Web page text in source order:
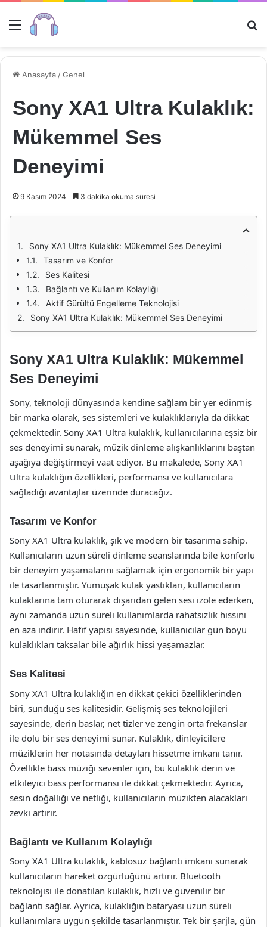
Menü
Anasayfa /Genel
Sony XA1 Ultra Kulaklık:
Mükemmel Ses
Deneyimi
9 Kasım 2024 3 dakika okuma süresi
Sony XA1 Ultra Kulaklık: Mükemmel Ses Deneyimi
Tasarım ve Konfor
Ses Kalitesi
Bağlantı ve Kullanım Kolaylığı
Aktif Gürültü Engelleme Teknolojisi
Sony XA1 Ultra Kulaklık: Mükemmel Ses Deneyimi
Sony XA1 Ultra Kulaklık: Mükemmel
Ses Deneyimi
Sony, teknoloji dünyasında kendine sağlam bir yer edinmiş
bir marka olarak, ses sistemleri ve kulaklıklarıyla da dikkat
çekmektedir. Sony XA1 Ultra kulaklık, kullanıcılarına eşsiz bir
ses deneyimi sunarak, müzik dinleme alışkanlıklarını baştan
aşağıya değiştirmeyi vaat ediyor. Bu makalede, Sony XA1
Ultra kulaklığın özellikleri, performansı ve kullanıcılara
sağladığı avantajlar üzerinde duracağız.
Tasarım ve Konfor
Sony XA1 Ultra kulaklık, şık ve modern bir tasarıma sahip.
Kullanıcıların uzun süreli dinleme seanslarında bile konforlu
bir deneyim yaşamalarını sağlamak için ergonomik bir yapı
ile tasarlanmıştır. Yumuşak kulak yastıkları, kullanıcıların
kulaklarına tam oturarak dışarıdan gelen sesi izole ederken,
aynı zamanda uzun süreli kullanımlarda rahatsızlık hissini
en aza indirir. Hafif yapısı sayesinde, kullanıcılar gün boyu
kulaklıkları taksalar bile ağırlık hissi yaşamazlar.
Ses Kalitesi
Sony XA1 Ultra kulaklığın en dikkat çekici özelliklerinden
biri, sunduğu ses kalitesidir. Gelişmiş ses teknolojileri
sayesinde, derin baslar, net tizler ve zengin orta frekanslar
ile dolu bir ses deneyimi sunar. Kulaklık, dinleyicilere
müziklerin her notasında detayları hissetme imkanı tanır.
Özellikle bass müziği sevenler için, bu kulaklık derin ve
etkileyici bass performansı ile dikkat çekmektedir. Ayrıca,
sesin doğallığı ve netliği, kullanıcıların müzikten alacakları
zevki artırır.
Bağlantı ve Kullanım Kolaylığı
Sony XA1 Ultra kulaklık, kablosuz bağlantı imkanı sunarak
kullanıcıların hareket özgürlüğünü artırır. Bluetooth
teknolojisi ile donatılan kulaklık, hızlı ve güvenilir bir
bağlantı sağlar. Ayrıca, kulaklığın bataryası uzun süreli
kullanımlara uygun şekilde tasarlanmıştır. Tek bir şarjla, gün